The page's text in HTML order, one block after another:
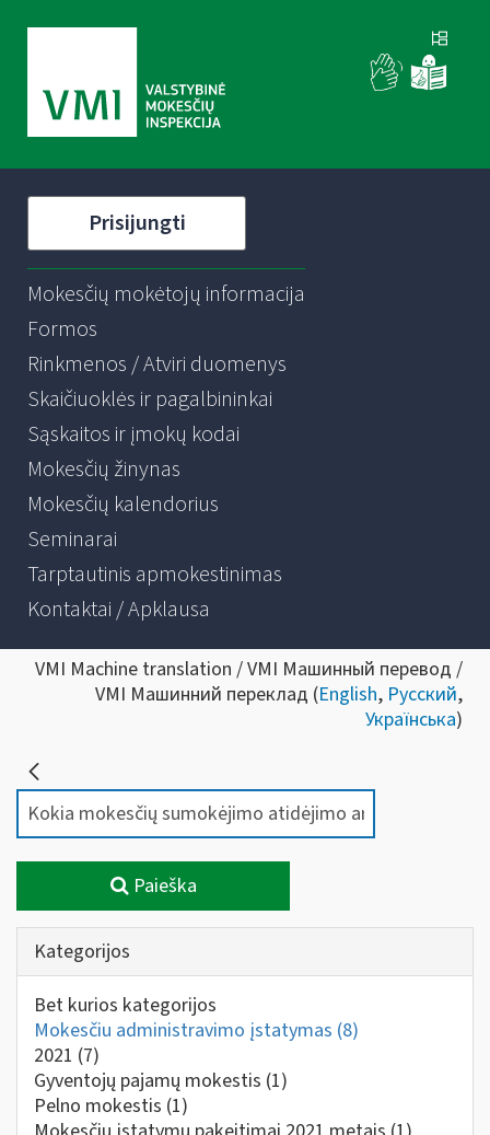
Prisijungti
Mokesčių mokėtojų informacija
Formos
Rinkmenos / Atviri duomenys
Skaičiuoklės ir pagalbininkai
Sąskaitos ir įmokų kodai
Mokesčių žinynas
Mokesčių kalendorius
Seminarai
Tarptautinis apmokestinimas
Kontaktai / Apklausa
VMI Machine translation / VMI Машинный перевод /
VMI Машинний переклад (English, Русский,
Українська)
Paieška
Kategorijos
Bet kurios kategorijos
Mokesčiu administravimo įstatymas (8)
2021 (7)
Gyventojų pajamų mokestis (1)
Pelno mokestis (1)